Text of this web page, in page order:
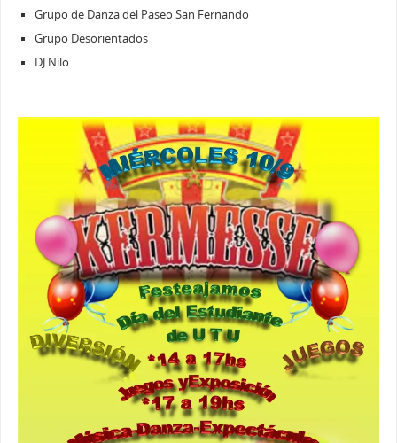
Grupo de Danza del Paseo San Fernando
Grupo Desorientados
DJ Nilo